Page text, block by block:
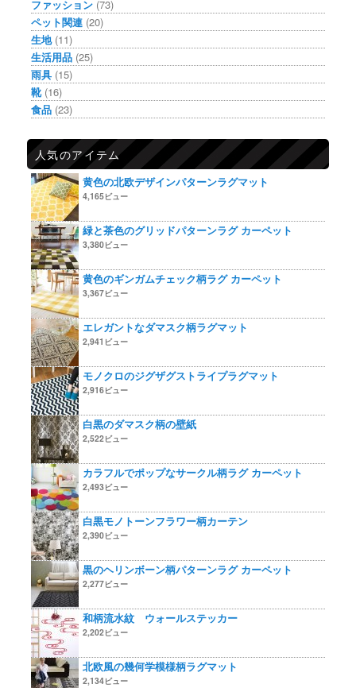
ファッション (73)
ペット関連 (20)
生地(11)
生活用品 (25)
雨具 (15)
靴(16)
食品 (23)
人気のアイテム
黄色の北欧デザインパターンラグマット
4,165ビュー
緑と茶色のグリッドパターンラグ カーペット
3,380ビュー
黄色のギンガムチェック柄ラグ カーペット
3,367ビュー
エレガントなダマスク柄ラグマット
2,941ビュー
モノクロのジグザグストライプラグマット
2,916ビュー
白黒のダマスク柄の壁紙
2,522ビュー
カラフルでポップなサークル柄ラグ カーペット
2,493ビュー
白黒モノトーンフラワー柄カーテン
2,390ビュー
黒のヘリンボーン柄パターンラグ カーペット
2,277ビュー
和柄流水紋 ウォールステッカー
2,202ビュー
北欧風の幾何学模様柄ラグマット
2,134ビュー